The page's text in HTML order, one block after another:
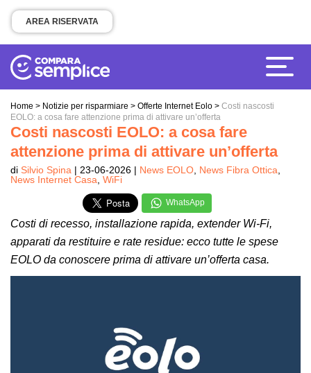
AREA RISERVATA
Home > Notizie per risparmiare > Offerte Internet Eolo > Costi nascosti
EOLO: a cosa fare attenzione prima di attivare un’offerta
Costi nascosti EOLO: a cosa fare
attenzione prima di attivare un’offerta
di Silvio Spina | 23-06-2026 | News EOLO News Fibra Ottica
News Internet Casa WiFi
WhatsApp
Costi di recesso, installazione rapida, extender Wi-Fi,
apparati da restituire e rate residue: ecco tutte le spese
EOLO da conoscere prima di attivare un’offerta casa.